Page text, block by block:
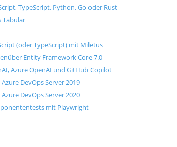
TypeScript, Python, Go oder Rust
Tabular
(oder TypeScript) mit Miletus
Entity Framework Core 7.0
Azure OpenAI und GitHub Copilot
DevOps Server 2019
DevOps Server 2020
mit Playwright